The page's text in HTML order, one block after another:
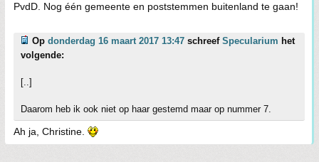
PvdD. Nog één gemeente en poststemmen buitenland te gaan!
Op donderdag 16 maart 2017 13:47 schreef Specularium het
volgende:
[..]
Daarom heb ik ook niet op haar gestemd maar op nummer 7.
Ah ja, Christine.